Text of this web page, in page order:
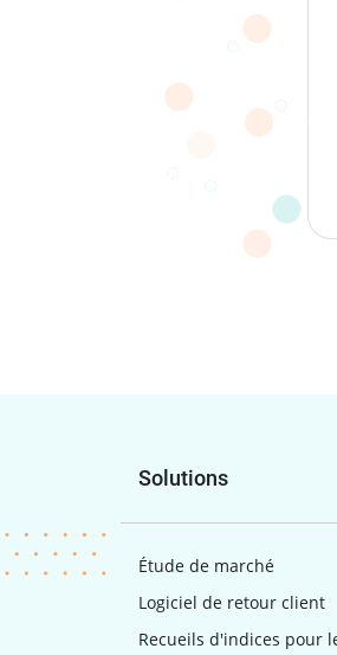
Solutions
Étude de marché
Logiciel de retour client
Recueils d'indices pour